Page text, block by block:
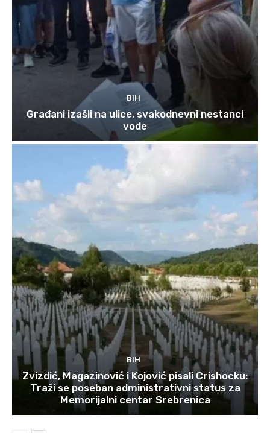
BIH
Građani izašli na ulice, svakodnevni nestanci
vode
BIH
Zvizdić, Magazinović i Kojović pisali Crishocku:
Traži se poseban administrativni status za
Memorijalni centar Srebrenica